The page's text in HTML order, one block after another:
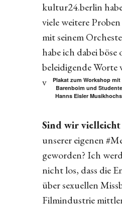
kultur24.berlin
viele weitere
mit seinem
habe ich dabei böse
beleidigende Worte
vernommen.
Plakat zum Workshop mit
Barenboim und
Hanns Eisler
Sind wir
unserer eigenen
geworden? Ich
nicht los, dass die
über sexuellen
Filmindustrie